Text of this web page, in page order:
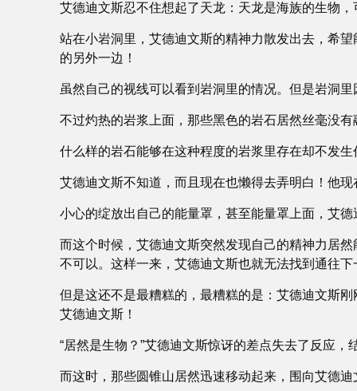
艾德迪文斯忍不住想起了天龙：天龙是海族的生物
站在小岩洞里，艾德迪文斯的精神力散发出去，希
的另外一边！
虽然自己的视线可以看到岩洞里的情况。但是岩洞
不过灼热的岩浆上面，那些黑色的岩石居然丝毫没
什么样的岩石能够在这种程度的岩浆里存在却不发生
艾德迪文斯不知道，而且现在也懒得去弄明白！他
小心的绽放出自己的能量罩，甚至能量罩上面，艾
而这个时候，艾德迪文斯突然发现自己的精神力居
不可以。这样一来，艾德迪文斯也就无法找到通往
但是这还不是最糟糕的，最糟糕的是：艾德迪文斯
艾德迪文斯！
“居然是生物？”艾德迪文斯惊讶的差点失去了反应
而这时，那些圆锥山居然迅速移动起来，围向艾德迪